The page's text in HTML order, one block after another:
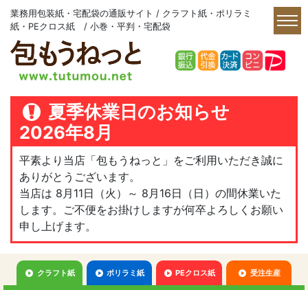
業務用包装紙・宅配袋の通販サイト / クラフト紙・ポリラミ
紙・PEクロス紙 / 小巻・平判・宅配袋
夏季休業日のお知らせ
2026年8月
平素より当店「包もうねっと」をご利用いただき誠に
ありがとうございます。
当店は 8月11日（火）～ 8月16日（日）の間休業いた
します。ご不便をお掛けしますが何卒よろしくお願い
申し上げます。
クラフト紙 ポリラミ紙 PEクロス紙 受注生産